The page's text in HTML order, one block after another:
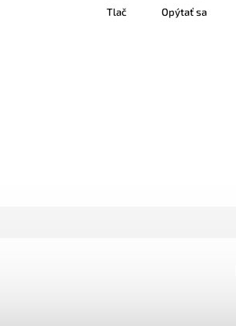
Tlač Opýtať sa